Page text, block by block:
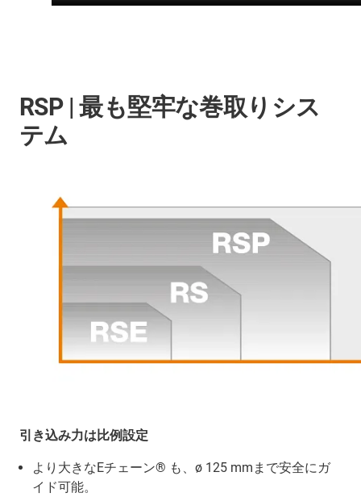
RSP | 最も堅牢な巻取りシス
テム
引き込み力は比例設定
より大きなEチェーン® も、ø 125 mmまで安全にガ
イド可能。